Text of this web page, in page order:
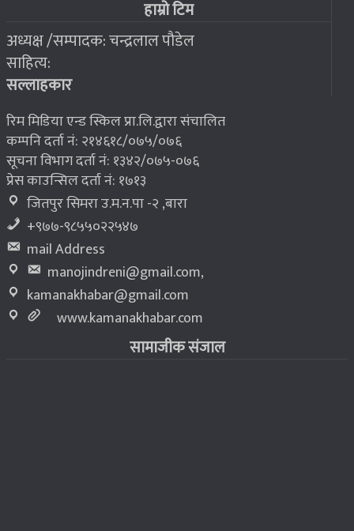
२०७६ बैशाख १३, शुक्रबार
८ भूकम्प पीडितलाई घर निर्माण गर्न लालपुर्जा
हाम्रो टिम
अध्यक्ष /सम्पादक: चन्द्रलाल पौडेल
साहित्य:
सल्लाहकार
रिम मिडिया एन्ड स्किल प्रा.लि.द्वारा संचालित
कम्पनि दर्ता नं: २१४६१८/०७५/०७६
सूचना विभाग दर्ता नं: १३४२/०७५-०७६
प्रेस काउन्सिल दर्ता नं: १७१३
जितपुर सिमरा उ.म.न.पा -२ ,बारा
+९७७-९८५५०२२५४७
mail Address
manojindreni@gmail.com,
kamanakhabar@gmail.com
www.kamanakhabar.com
सामाजीक संजाल